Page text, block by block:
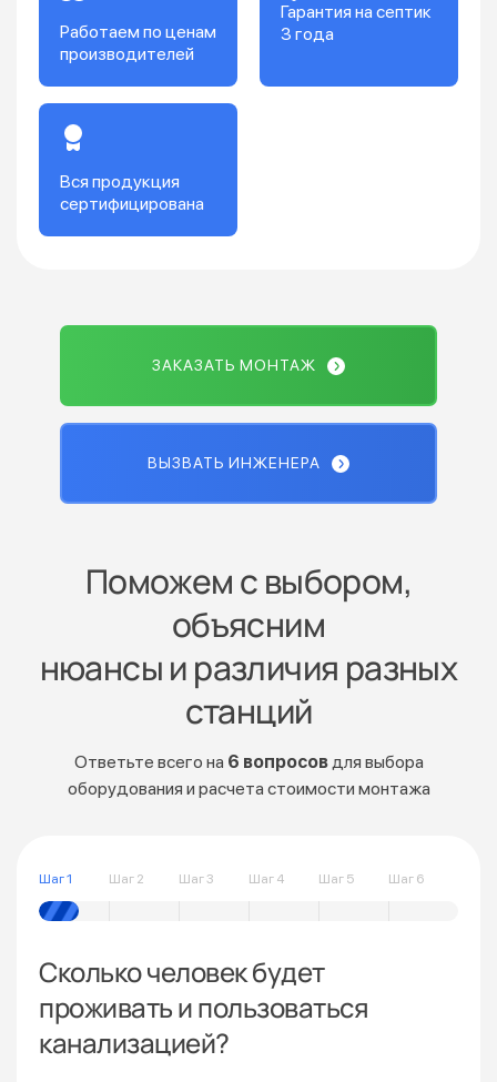
Работаем по ценам
производителей
Гарантия на септик
3 года
Вся продукция
сертифицирована
ЗАКАЗАТЬ МОНТАЖ
ВЫЗВАТЬ ИНЖЕНЕРА
Поможем с выбором,
объясним
нюансы и различия разных
станций
Ответьте всего на 6 вопросовдля выбора
оборудования и расчета стоимости монтажа
Шаг 1 Шаг 2 Шаг 3 Шаг 4 Шаг 5 Шаг 6
Сколько человек будет
проживать и пользоваться
канализацией?